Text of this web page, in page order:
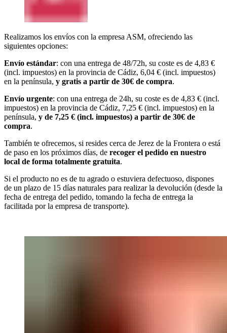
Realizamos los envíos con la empresa ASM, ofreciendo las
siguientes opciones:
Envío estándar: con una entrega de 48/72h, su coste es de 4,83 €
(incl. impuestos) en la provincia de Cádiz, 6,04 € (incl. impuestos)
en la península, y gratis a partir de 30€ de compra.
Envío urgente: con una entrega de 24h, su coste es de 4,83 € (incl.
impuestos) en la provincia de Cádiz, 7,25 € (incl. impuestos) en la
península, y de 7,25 € (incl. impuestos) a partir de 30€ de
compra.
También te ofrecemos, si resides cerca de Jerez de la Frontera o está
de paso en los próximos días, de recoger el pedido en nuestro
local de forma totalmente gratuita.
Si el producto no es de tu agrado o estuviera defectuoso, dispones
de un plazo de 15 días naturales para realizar la devolución (desde la
fecha de entrega del pedido, tomando la fecha de entrega la
facilitada por la empresa de transporte).